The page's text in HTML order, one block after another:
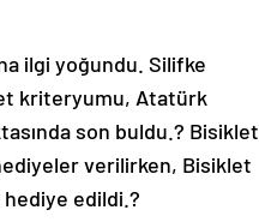
ilgi yoğundu. Silifke
kriteryumu, Atatürk
son buldu.? Bisiklet
verilirken, Bisiklet
edildi.?